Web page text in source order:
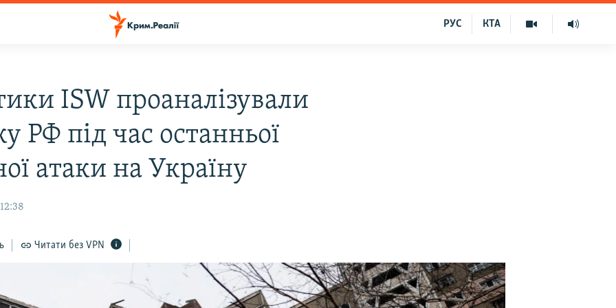
КТА
РУС
ISW проаналізували
РФ під час останньої
атаки на Україну
Читати без VPN